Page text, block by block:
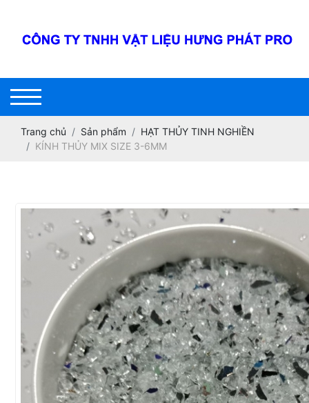
Trang chủ Sản phẩm
HẠT THỦY TINH NGHIỀN
KÍNH THỦY MIX SIZE 3-6MM